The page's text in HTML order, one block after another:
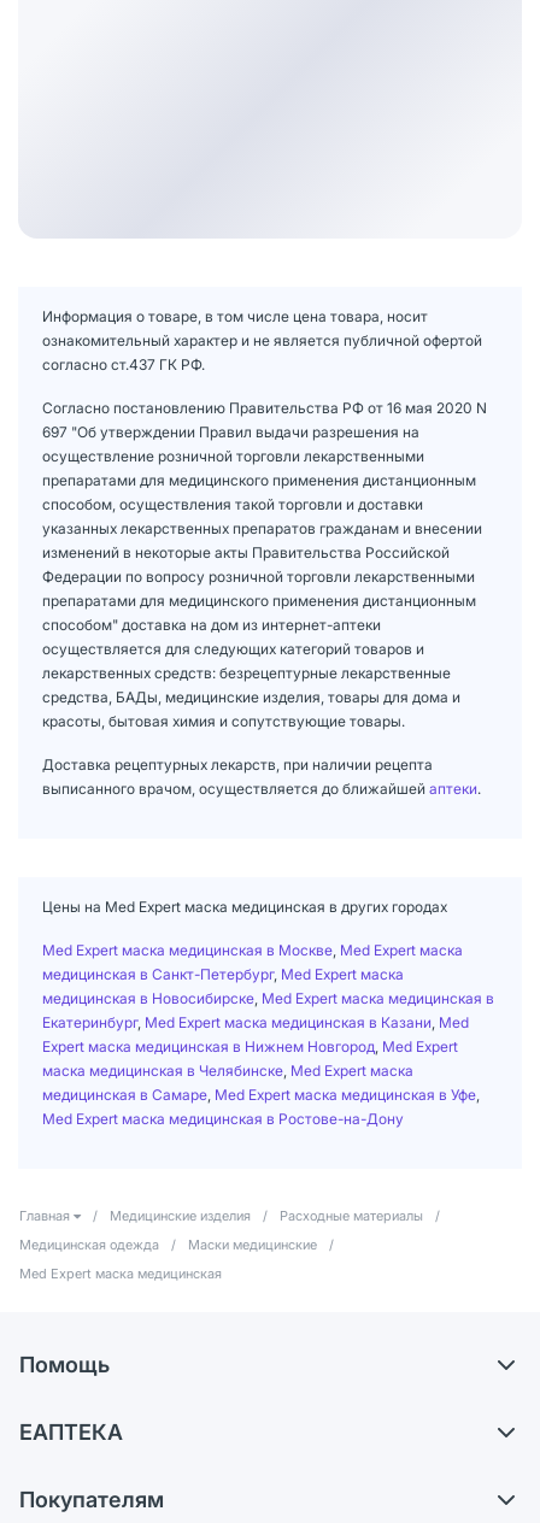
Информация о товаре, в том числе цена товара, носит
ознакомительный характер и не является публичной офертой
согласно ст.437 ГК РФ.
Согласно постановлению Правительства РФ от 16 мая 2020 N
697 "Об утверждении Правил выдачи разрешения на
осуществление розничной торговли лекарственными
препаратами для медицинского применения дистанционным
способом, осуществления такой торговли и доставки
указанных лекарственных препаратов гражданам и внесении
изменений в некоторые акты Правительства Российской
Федерации по вопросу розничной торговли лекарственными
препаратами для медицинского применения дистанционным
способом" доставка на дом из интернет-аптеки
осуществляется для следующих категорий товаров и
лекарственных средств: безрецептурные лекарственные
средства, БАДы, медицинские изделия, товары для дома и
красоты, бытовая химия и сопутствующие товары.
Доставка рецептурных лекарств, при наличии рецепта
выписанного врачом, осуществляется до ближайшей аптеки.
Цены на Med Expert маска медицинская в других городах
Med Expert маска медицинская в Москве Med Expert маска
медицинская в Санкт-Петербург, Med Expert маска
медицинская в Новосибирске Med Expert маска медицинская в
Екатеринбург, Med Expert маска медицинская в Казани Med
Expert маска медицинская в Нижнем Новгород Med Expert
маска медицинская в Челябинске Med Expert маска
медицинская в Самаре Med Expert маска медицинская в Уфе
Med Expert маска медицинская в Ростове-на-Дону
Главная / Медицинские изделия / Расходные материалы
/
Медицинская одежда
/ Маски медицинские
/
Med Expert маска медицинская
Помощь
Самовывоз из аптек
ЕАПТЕКА
Карьера
Покупателям